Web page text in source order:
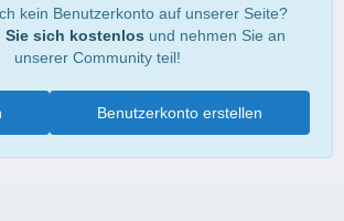
kein Benutzerkonto auf unserer Seite?
Sie sich kostenlos und nehmen Sie an
unserer Community teil!
Benutzerkonto erstellen